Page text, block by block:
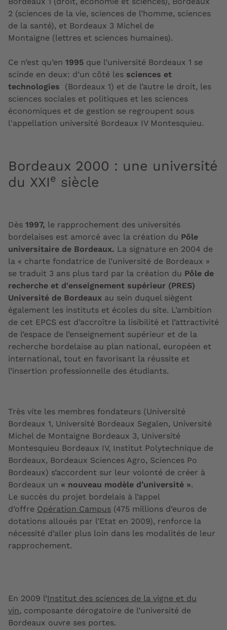
2 (sciences de la vie, sciences de l’homme, sciences
de la santé), et Bordeaux 3 Michel de
Montaigne (lettres et sciences humaines).
Ce n’est qu’en 1995 que l’université Bordeaux 1 se
scinde en deux: d’un côté les sciences et
technologies (Bordeaux 1) et de l’autre le droit, les
sciences sociales et politiques et les sciences
économiques et de gestion se regroupent sous
l'appellation université Bordeaux IV Montesquieu.
Bordeaux 2000 : une université
du XXIe siècle
Dès 1997, le rapprochement des universités
bordelaises est amorcé avec la création du Pôle
universitaire de Bordeaux. La signature en 2004 de
la « charte fondatrice de l’université de Bordeaux »
se traduit 3 ans plus tard par la création du Pôle de
recherche et d'enseignement supérieur (PRES)
Université de Bordeaux au sein duquel siègent
également les instituts et écoles du site. L’ambition
de cet EPCS est d’accroître la lisibilité et l’attractivité
de l’espace de l’enseignement supérieur et de la
recherche bordelaise au plan national, européen et
international, tout en favorisant la réussite et
l’insertion professionnelle des étudiants.
Très vite les membres fondateurs (Université
Bordeaux 1, Université Bordeaux Segalen, Université
Michel de Montaigne Bordeaux 3, Université
Montesquieu Bordeaux IV, Institut Polytechnique de
Bordeaux, Bordeaux Sciences Agro, Sciences Po
Bordeaux) s’accordent sur leur volonté de créer à
Bordeaux un « nouveau modèle d’université ».
Le succès du projet bordelais à l’appel
d’offre Opération Campus (475 millions d’euros de
dotations alloués par l’Etat en 2009), renforce la
nécessité d’aller plus loin dans les modalités de leur
rapprochement.
En 2009 l’Institut des sciences de la vigne et du
vin, composante dérogatoire de l’université de
Bordeaux ouvre ses portes.